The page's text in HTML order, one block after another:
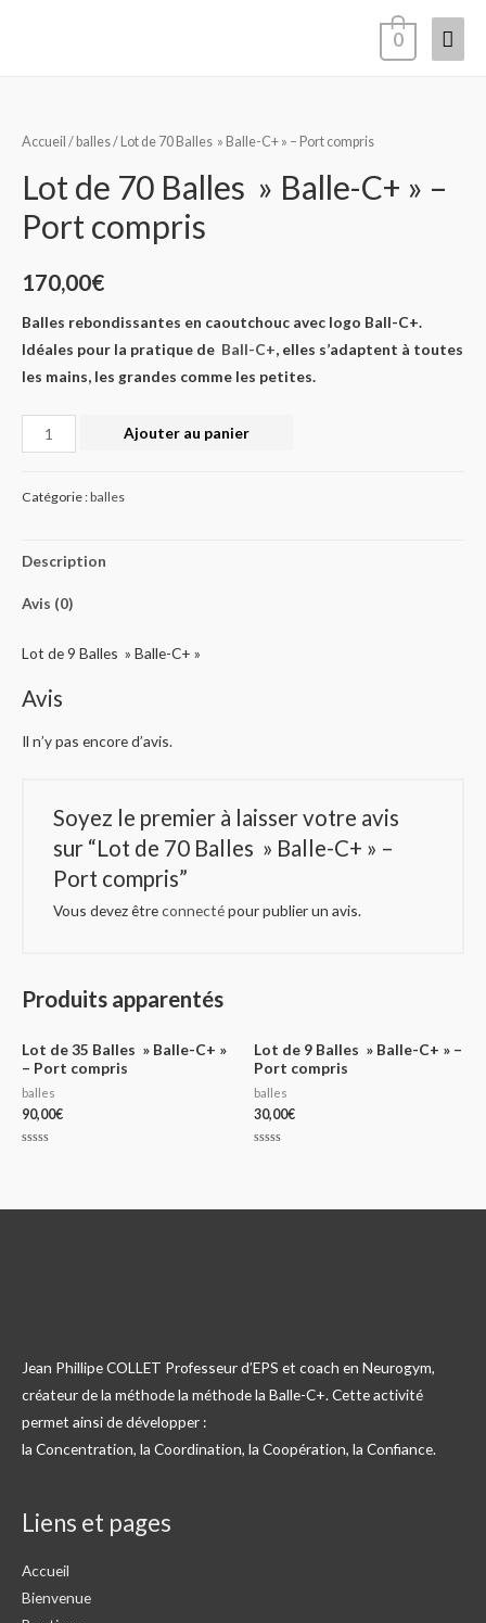
0
Accueil / balles/ Lot de 70 Balles » Balle-C+ » – Port compris
Lot de 70 Balles » Balle-C+ » –
Port compris
170,00€
Balles rebondissantes en caoutchouc avec logo Ball-C+.
Idéales pour la pratique de Ball-C+, elles s’adaptent à toutes
les mains, les grandes comme les petites.
Ajouter au panier
Catégorie :balles
Description
Avis (0)
Lot de 9 Balles » Balle-C+ »
Avis
Il n’y pas encore d’avis.
Soyez le premier à laisser votre avis
sur “Lot de 70 Balles » Balle-C+ » –
Port compris”
Vous devez êtreconnectépour publier un avis.
Produits apparentés
Lot de 35 Balles » Balle-C+ »
– Port compris
balles
90,00€
Lot de 9 Balles » Balle-C+ » –
Port compris
balles
30,00€
Jean Phillipe COLLET Professeur d’EPS et coach en Neurogym,
créateur de la méthode la méthode la Balle-C+. Cette activité
permet ainsi de développer :
la Concentration, la Coordination, la Coopération, la Confiance.
Liens et pages
Accueil
Bienvenue